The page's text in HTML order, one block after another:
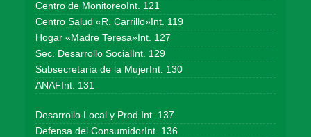
Centro de MonitoreoInt. 121
Centro Salud «R. Carrillo»Int. 119
Hogar «Madre Teresa»Int. 127
Sec. Desarrollo SocialInt. 129
Subsecretaría de la MujerInt. 130
ANAFInt. 131
Desarrollo Local y Prod.Int. 137
Defensa del ConsumidorInt. 136